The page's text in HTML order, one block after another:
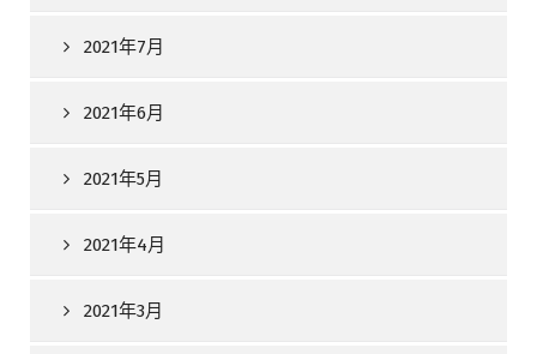
2021年7月
2021年6月
2021年5月
2021年4月
2021年3月